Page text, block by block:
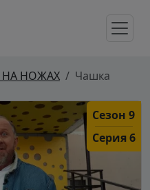
НА НОЖАХ Чашка
Сезон 9
Серия 6